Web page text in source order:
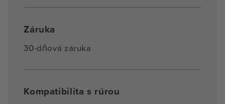
Záruka
30-dňová záruka
Kompatibilita s rúrou